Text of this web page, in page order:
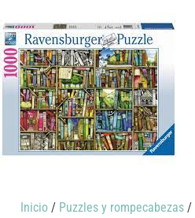
Inicio / Puzzles y rompecabezas /